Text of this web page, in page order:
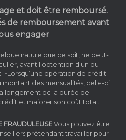
et doit être remboursé.
de remboursement avant
engager.
nature que ce soit, ne peut-
avant l'obtention d'un ou
¹Lorsqu’une opération de crédit
montant des mensualités, celle-ci
de la durée de
et majorer son coût total.
FRAUDULEUSEVous pouvez être
prétendant travailler pour